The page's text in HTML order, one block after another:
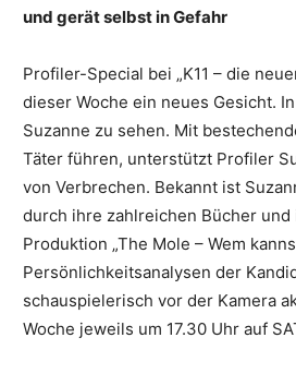
und gerät selbst in Gefahr
Profiler-Special bei „K11 – die
dieser Woche ein neues Gesicht.
Suzanne zu sehen. Mit
Täter führen, unterstützt Profiler
von Verbrechen. Bekannt ist
durch ihre zahlreichen Bücher
Produktion „The Mole – Wem
Persönlichkeitsanalysen der
schauspielerisch vor der Kamera
Woche jeweils um 17.30 Uhr auf